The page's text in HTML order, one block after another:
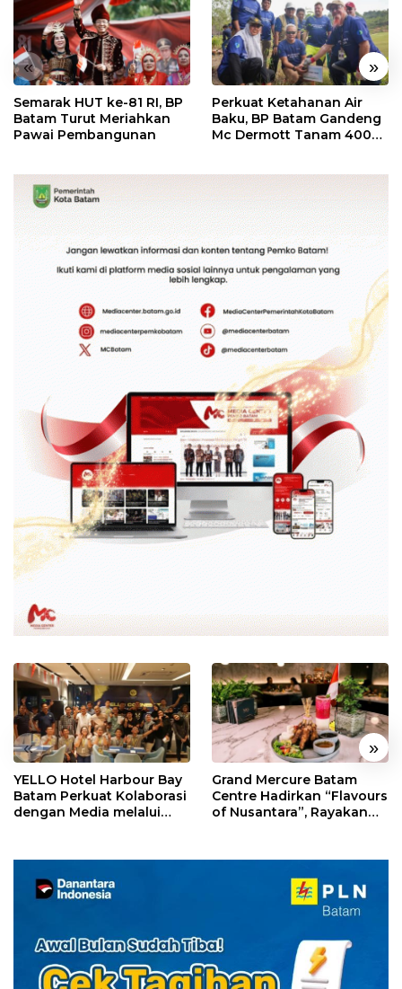
« »
Semarak HUT ke-81 RI, BP
Batam Turut Meriahkan
Pawai Pembangunan
Perkuat Ketahanan Air
Baku, BP Batam Gandeng
Mc Dermott Tanam 400
« »
YELLO Hotel Harbour Bay
Batam Perkuat Kolaborasi
dengan Media melalui
Grand Mercure Batam
Centre Hadirkan “Flavours
of Nusantara”, Rayakan